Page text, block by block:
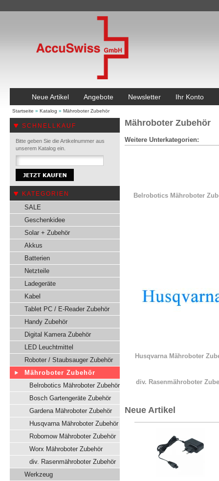
Neue Artikel Angebote Newsletter Ihr Konto
Startseite » Katalog » Mähroboter Zubehör
SCHNELLKAUF
Bitte geben Sie die Artikelnummer aus
unserem Katalog ein.
KATEGORIEN
SALE
Geschenkidee
Solar + Zubehör
Akkus
Batterien
Netzteile
Ladegeräte
Kabel
Tablet PC / E-Reader Zubehör
Handy Zubehör
Digital Kamera Zubehör
LED Leuchtmittel
Roboter / Staubsauger Zubehör
Mähroboter Zubehör
Belrobotics Mähroboter Zubehör
Bosch Gartengeräte Zubehör
Gardena Mähroboter Zubehör
Husqvarna Mähroboter Zubehör
Robomow Mähroboter Zubehör
Worx Mähroboter Zubehör
div. Rasenmähroboter Zubehör
Werkzeug
Mähroboter Zubehör
Weitere Unterkategorien:
Belrobotics Mähroboter
Husqvarna Mähroboter
div. Rasenmähroboter
Neue Artikel